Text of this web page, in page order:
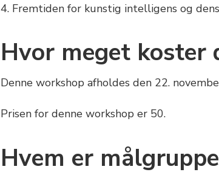
4. Fremtiden for kunstig intelligens og
Hvor meget koster
Denne workshop afholdes den 22.
Prisen for denne workshop er 50.
Hvem er